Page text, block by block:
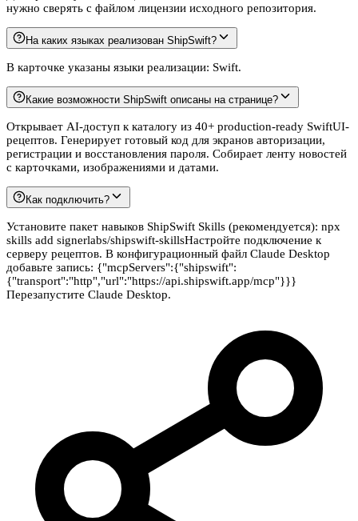
нужно сверять с файлом лицензии исходного репозитория.
На каких языках реализован ShipSwift?
В карточке указаны языки реализации: Swift.
Какие возможности ShipSwift описаны на странице?
Открывает AI-доступ к каталогу из 40+ production-ready SwiftUI-
рецептов. Генерирует готовый код для экранов авторизации,
регистрации и восстановления пароля. Собирает ленту новостей
с карточками, изображениями и датами.
Как подключить?
Установите пакет навыков ShipSwift Skills (рекомендуется): npx
skills add signerlabs/shipswift-skillsНастройте подключение к
серверу рецептов. В конфигурационный файл Claude Desktop
добавьте запись: {"mcpServers":{"shipswift":
{"transport":"http","url":"https://api.shipswift.app/mcp"}}}
Перезапустите Claude Desktop.